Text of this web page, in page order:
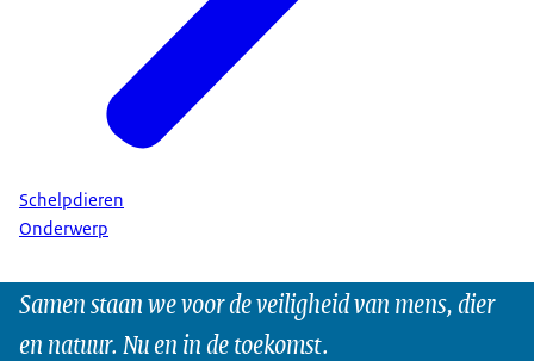
Schelpdieren
Onderwerp
Samen staan we voor de veiligheid van mens, dier
en natuur. Nu en in de toekomst.